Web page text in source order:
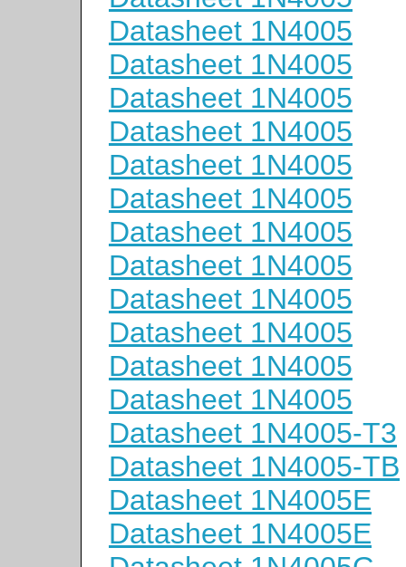
Datasheet 1N4005
Datasheet 1N4005
Datasheet 1N4005
Datasheet 1N4005
Datasheet 1N4005
Datasheet 1N4005
Datasheet 1N4005
Datasheet 1N4005
Datasheet 1N4005
Datasheet 1N4005
Datasheet 1N4005
Datasheet 1N4005
Datasheet 1N4005-T3
Datasheet 1N4005-TB
Datasheet 1N4005E
Datasheet 1N4005E